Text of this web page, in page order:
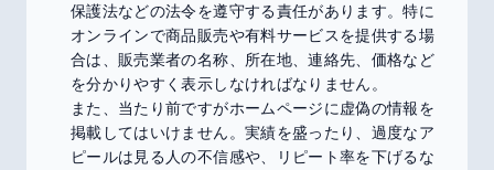
保護法などの法令を遵守する責任があります。特に
オンラインで商品販売や有料サービスを提供する場
合は、販売業者の名称、所在地、連絡先、価格など
を分かりやすく表示しなければなりません。
また、当たり前ですがホームページに虚偽の情報を
掲載してはいけません。実績を盛ったり、過度なア
ピールは見る人の不信感や、リピート率を下げるな